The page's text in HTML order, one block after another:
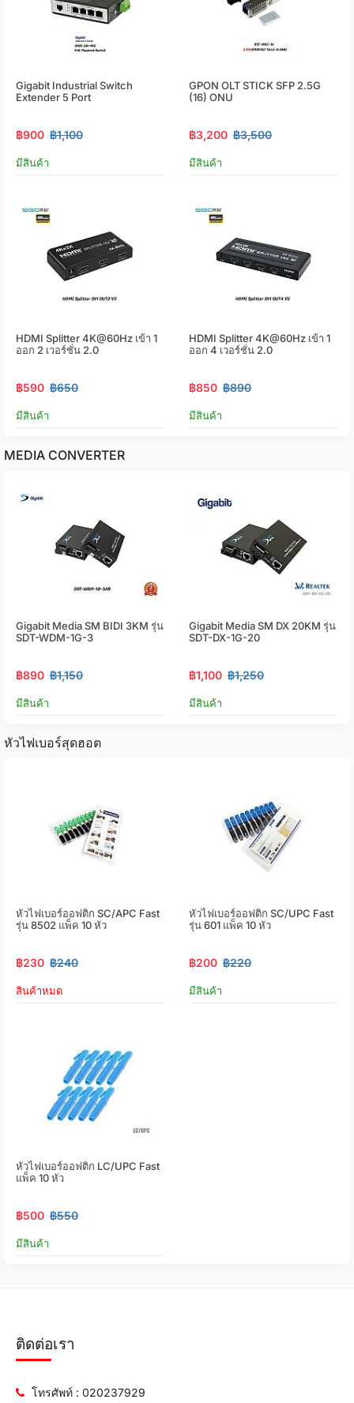
Gigabit Industrial Switch
Extender 5 Port
฿900 ฿1,100
มีสินค้า
GPON OLT STICK SFP 2.5G
(16) ONU
฿3,200 ฿3,500
มีสินค้า
HDMI Splitter 4K@60Hz เข้า 1
ออก 2 เวอร์ชั่น 2.0
฿590 ฿650
มีสินค้า
HDMI Splitter 4K@60Hz เข้า 1
ออก 4 เวอร์ชั่น 2.0
฿850 ฿890
มีสินค้า
MEDIA CONVERTER
Gigabit Media SM BIDI 3KM รุ่น
SDT-WDM-1G-3
฿890 ฿1,150
มีสินค้า
Gigabit Media SM DX 20KM รุ่น
SDT-DX-1G-20
฿1,100 ฿1,250
มีสินค้า
หัวไฟเบอร์สุดฮอต
หัวไฟเบอร์ออฟติก SC/APC Fast
รุ่น 8502 แพ็ค 10 หัว
฿230 ฿240
สินค้าหมด
หัวไฟเบอร์ออฟติก SC/UPC Fast
รุ่น 601 แพ็ค 10 หัว
฿200 ฿220
มีสินค้า
หัวไฟเบอร์ออฟติก LC/UPC Fast
แพ็ค 10 หัว
฿500 ฿550
มีสินค้า
ติดต่อเรา
โทรศัพท์ : 020237929